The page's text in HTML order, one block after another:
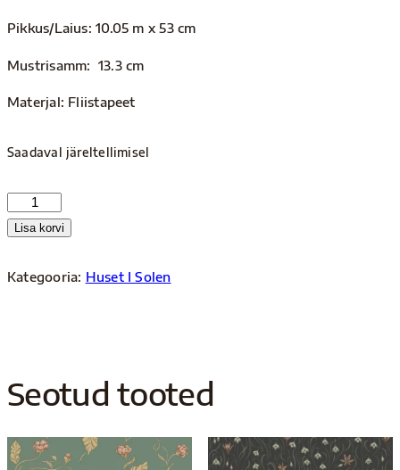
Pikkus/Laius: 10.05 m x 53 cm
Mustrisamm: 13.3 cm
Materjal: Fliistapeet
Saadaval järeltellimisel
S10138
kogus
Lisa korvi
Kategooria: Huset I Solen
Seotud tooted